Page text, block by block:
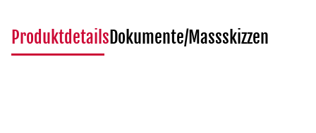
ProduktdetailsDokumente/Massskizzen